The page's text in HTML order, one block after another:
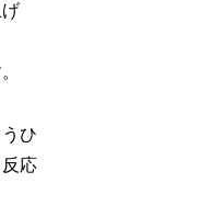
ひ
応